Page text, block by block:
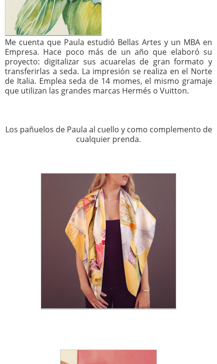
Me cuenta que Paula estudió Bellas Artes y un MBA en
Empresa. Hace poco más de un año que elaboró su
proyecto: digitalizar sus acuarelas de gran formato y
transferirlas a seda. La impresión se realiza en el Norte
de Italia. Emplea seda de 14 momes, el mismo gramaje
que utilizan las grandes marcas Hermés o Vuitton.
Los pañuelos de Paula al cuello y como complemento de
cualquier prenda.